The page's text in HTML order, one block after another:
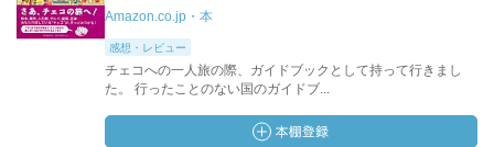
Amazon.co.jp・本
感想・レビュー
チェコへの一人旅の際、ガイドブックとして持って行きまし
た。 行ったことのない国のガイドブ...